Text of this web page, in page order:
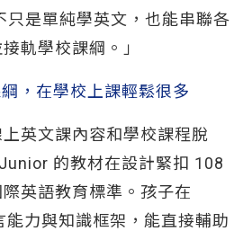
只是單純學英文，也能串聯各
軌學校課綱。」
，在學校上課輕鬆很多
英文課內容和學校課程脫
的教材在設計緊扣 108
英語教育標準。孩子在
力與知識框架，能直接輔助